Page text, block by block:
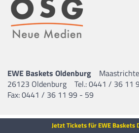
Jetzt Tickets für EWE Baskets
EWE Baskets Oldenburg
26123 Oldenburg
Tel.: 0441 / 36 11
Fax: 0441 / 36 11 99 - 59